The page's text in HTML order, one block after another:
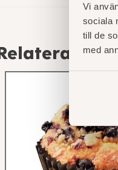
Vi
sociala
till de
med
Relaterade